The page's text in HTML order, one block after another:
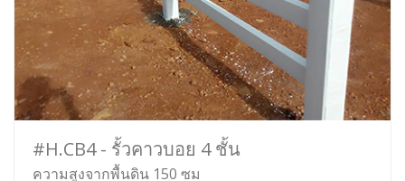
#H.CB4 - รั้วคาวบอย 4 ชั้น
ความสูงจากพื้นดิน 150 ซม